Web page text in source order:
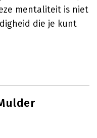
mentaliteit is niet
die je kunt